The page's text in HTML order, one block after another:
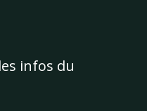
infos du